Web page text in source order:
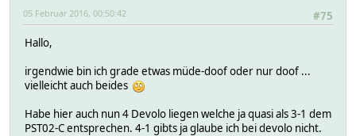
#75
05 Februar 2016, 00:50:42
Hallo,
irgendwie bin ich grade etwas müde-doof oder nur doof ...
vielleicht auch beides
Habe hier auch nun 4 Devolo liegen welche ja quasi als 3-1 dem
PST02-C entsprechen. 4-1 gibts ja glaube ich bei devolo nicht.